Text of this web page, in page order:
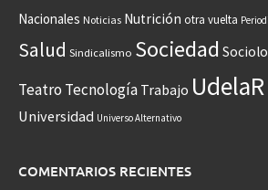
Nacionales Noticias Nutrición otra vuelta
Salud Sindicalismo Sociedad
Teatro Tecnología Trabajo UdelaR
Universidad Universo Alternativo
COMENTARIOS RECIENTES